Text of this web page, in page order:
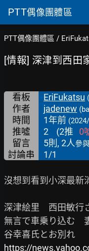
PTT偶像團體區
PTT偶像團體區 /
[情報] 深津到西田
看板 EriFukatsu
作者 jadenew
時間 1年前
推噓 2 (2推 0
留言
5則, 2人參
討論串 1/1
沒想到看到小深最新
深津絵里　西田敏行
無言で車乗り込む　
https://